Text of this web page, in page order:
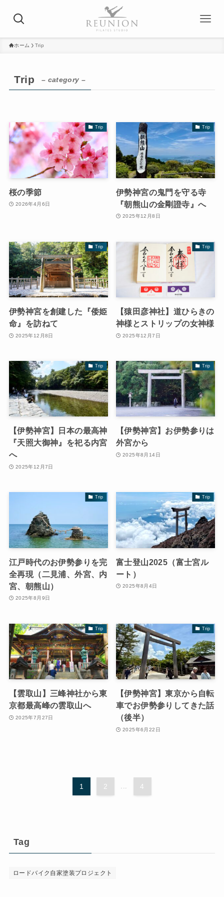
ホーム Trip
Trip – category –
Trip
桜の季節
2026年4月6日
Trip
伊勢神宮の鬼門を守る寺
『朝熊山の金剛證寺』へ
2025年12月8日
Trip
伊勢神宮を創建した『倭姫
命』を訪ねて
2025年12月8日
Trip
【猿田彦神社】道ひらきの
神様とストリップの女神様
2025年12月7日
Trip
【伊勢神宮】日本の最高神
『天照大御神』を祀る内宮
へ
2025年12月7日
Trip
【伊勢神宮】お伊勢参りは
外宮から
2025年8月14日
Trip
江戸時代のお伊勢参りを完
全再現（二見浦、外宮、内
宮、朝熊山）
2025年8月9日
Trip
富士登山2025（富士宮ル
ート）
2025年8月4日
Trip
【雲取山】三峰神社から東
京都最高峰の雲取山へ
2025年7月27日
Trip
【伊勢神宮】東京から自転
車でお伊勢参りしてきた話
（後半）
2025年6月22日
1 2 4
Tag
ロードバイク自家塗装プロジェクト